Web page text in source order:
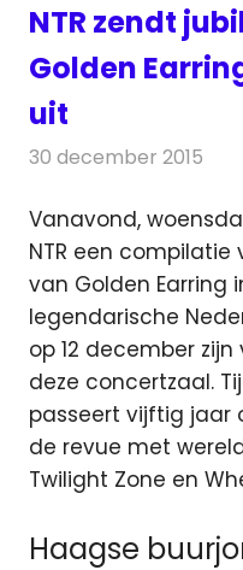
NTR zendt
Golden
uit
30 december 2015
Vanavond,
NTR een
van Golden Earring
legendarische
op 12 december
deze concertzaal.
passeert vijftig jaar
de revue met
Twilight Zone en
Haagse